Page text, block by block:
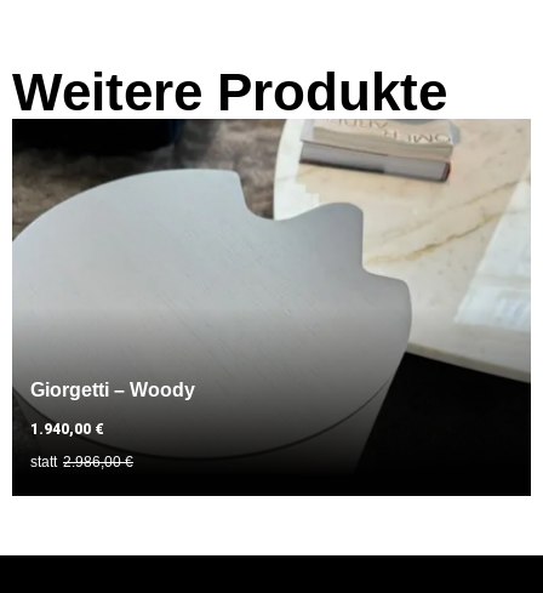
Weitere Produkte
Giorgetti – Woody
1.940,00 €
statt 2.986,00 €